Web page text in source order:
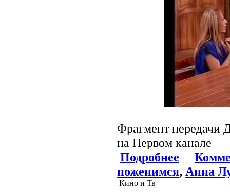
Фрагмент передачи
на Первом канале
Подробнее
поженимся, Анна
Кино и Тв